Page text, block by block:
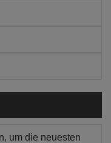
um die neuesten